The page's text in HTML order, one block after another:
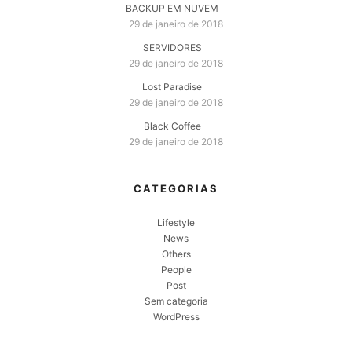
BACKUP EM NUVEM
29 de janeiro de 2018
SERVIDORES
29 de janeiro de 2018
Lost Paradise
29 de janeiro de 2018
Black Coffee
29 de janeiro de 2018
CATEGORIAS
Lifestyle
News
Others
People
Post
Sem categoria
WordPress